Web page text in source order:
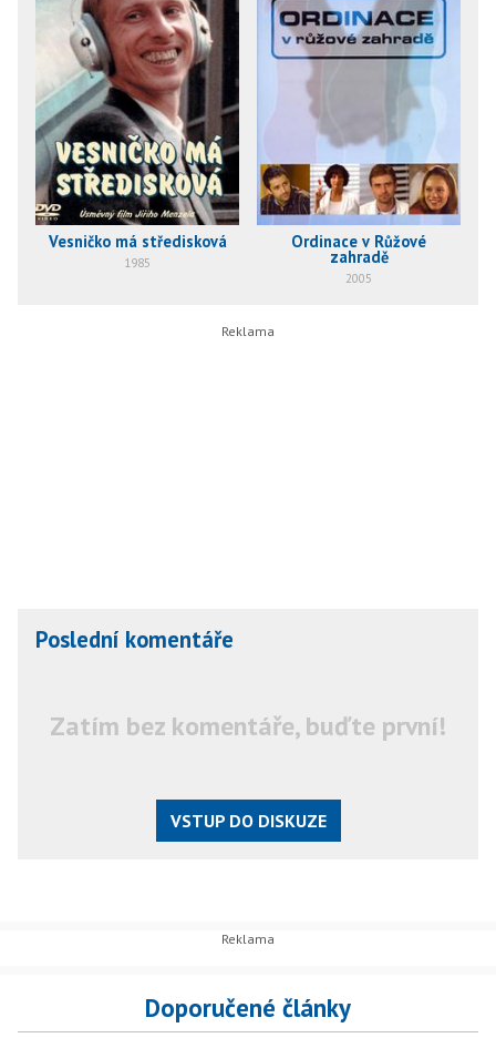
Vesničko má středisková
1985
Ordinace v Růžové
zahradě
2005
Poslední komentáře
Zatím bez komentáře, buďte první!
VSTUP DO DISKUZE
Doporučené články